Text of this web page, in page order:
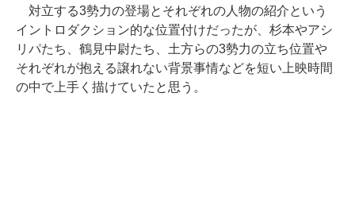
対立する3勢力の登場とそれぞれの人物の紹介という
イントロダクション的な位置付けだったが、杉本やアシ
リパたち、鶴見中尉たち、土方らの3勢力の立ち位置や
それぞれが抱える譲れない背景事情などを短い上映時間
の中で上手く描けていたと思う。